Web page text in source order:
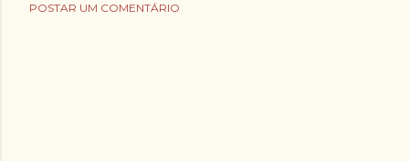
POSTAR UM COMENTÁRIO